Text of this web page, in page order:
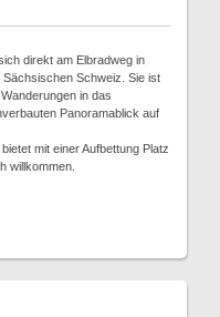
direkt am Elbradweg in
Schweiz. Sie ist
in das
Panoramablick auf
mit einer Aufbettung Platz
willkommen.